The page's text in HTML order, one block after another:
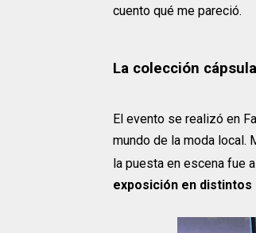
cuento qué me pareció.
La colección
El evento se realizó en
mundo de la moda local.
la puesta en escena fue
exposición en